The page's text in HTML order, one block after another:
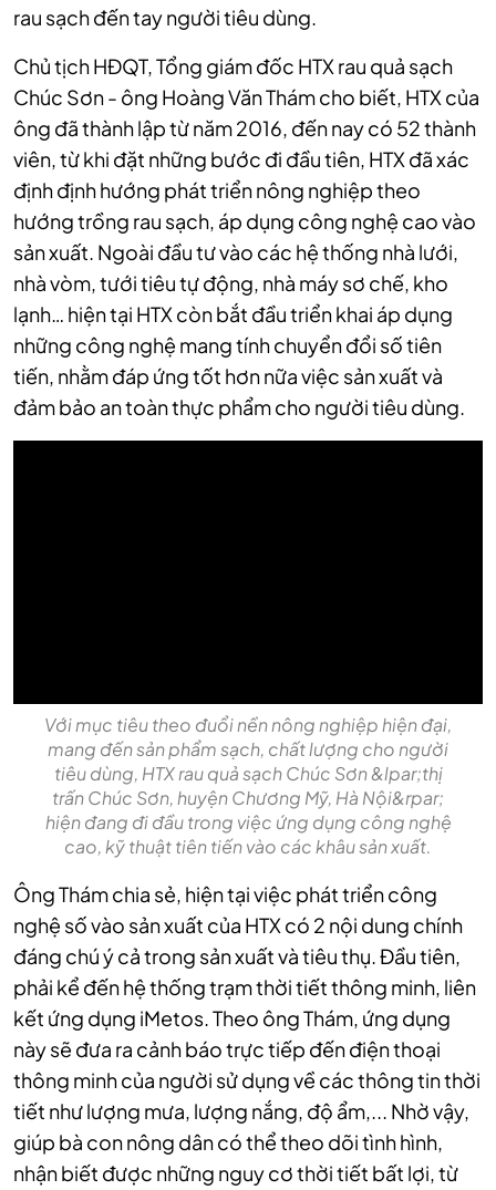
rau sạch đến tay người tiêu dùng.
Chủ tịch HĐQT, Tổng giám đốc HTX rau quả sạch
Chúc Sơn - ông Hoàng Văn Thám cho biết, HTX của
ông đã thành lập từ năm 2016, đến nay có 52 thành
viên, từ khi đặt những bước đi đầu tiên, HTX đã xác
định định hướng phát triển nông nghiệp theo
hướng trồng rau sạch, áp dụng công nghệ cao vào
sản xuất. Ngoài đầu tư vào các hệ thống nhà lưới,
nhà vòm, tưới tiêu tự động, nhà máy sơ chế, kho
lạnh… hiện tại HTX còn bắt đầu triển khai áp dụng
những công nghệ mang tính chuyển đổi số tiên
tiến, nhằm đáp ứng tốt hơn nữa việc sản xuất và
đảm bảo an toàn thực phẩm cho người tiêu dùng.
Với mục tiêu theo đuổi nền nông nghiệp hiện đại,
mang đến sản phẩm sạch, chất lượng cho người
tiêu dùng, HTX rau quả sạch Chúc Sơn &lpar;thị
trấn Chúc Sơn, huyện Chương Mỹ, Hà Nội&rpar;
hiện đang đi đầu trong việc ứng dụng công nghệ
cao, kỹ thuật tiên tiến vào các khâu sản xuất.
Ông Thám chia sẻ, hiện tại việc phát triển công
nghệ số vào sản xuất của HTX có 2 nội dung chính
đáng chú ý cả trong sản xuất và tiêu thụ. Đầu tiên,
phải kể đến hệ thống trạm thời tiết thông minh, liên
kết ứng dụng iMetos. Theo ông Thám, ứng dụng
này sẽ đưa ra cảnh báo trực tiếp đến điện thoại
thông minh của người sử dụng về các thông tin thời
tiết như lượng mưa, lượng nắng, độ ẩm,... Nhờ vậy,
giúp bà con nông dân có thể theo dõi tình hình,
nhận biết được những nguy cơ thời tiết bất lợi, từ